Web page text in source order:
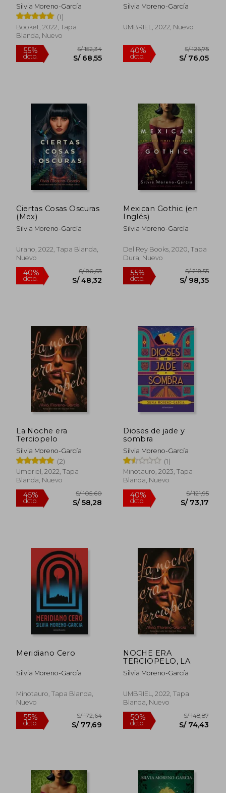
Silvia Moreno-García
(1)
Booket, 2022, Tapa
Blanda, Nuevo
55%
dcto.
S/ 152,34
S/ 68,55
Silvia Moreno-García
UMBRIEL, 2022, Nuevo
40%
dcto.
Ciertas Cosas Oscuras
(Mex)
Silvia Moreno-García
Urano, 2022, Tapa Blanda,
Nuevo
40% S/ 80,53
Mexican Gothic (en
Inglés)
Silvia Moreno-García
Del Rey Books, 2020, Tapa
Dura, Nuevo
55%
La Noche era
Terciopelo
Silvia Moreno-García
(2)
Umbriel, 2022, Tapa
Blanda, Nuevo
dcto. S/ 58,28
Dioses de jade y
sombra
Silvia Moreno-García
(1)
Minotauro, 2023, Tapa
Blanda, Nuevo
40%
dcto.
Meridiano Cero
Silvia Moreno-García
Minotauro, Tapa Blanda,
Nuevo
NOCHE ERA
TERCIOPELO, LA
Silvia Moreno-García
UMBRIEL, 2022, Tapa
Blanda, Nuevo